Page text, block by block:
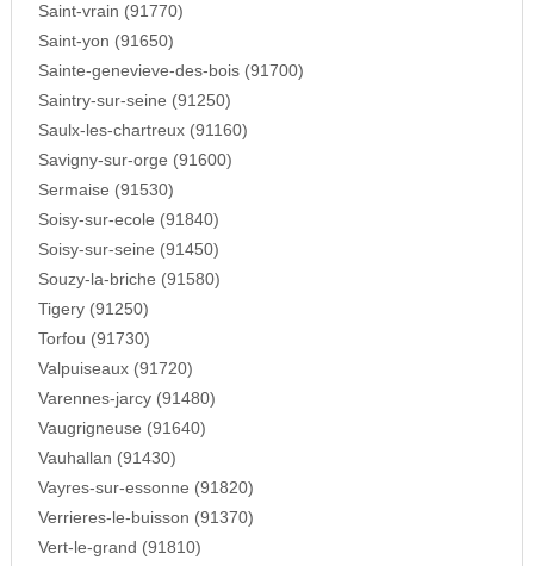
Saint-vrain (91770)
Saint-yon (91650)
Sainte-genevieve-des-bois (91700)
Saintry-sur-seine (91250)
Saulx-les-chartreux (91160)
Savigny-sur-orge (91600)
Sermaise (91530)
Soisy-sur-ecole (91840)
Soisy-sur-seine (91450)
Souzy-la-briche (91580)
Tigery (91250)
Torfou (91730)
Valpuiseaux (91720)
Varennes-jarcy (91480)
Vaugrigneuse (91640)
Vauhallan (91430)
Vayres-sur-essonne (91820)
Verrieres-le-buisson (91370)
Vert-le-grand (91810)